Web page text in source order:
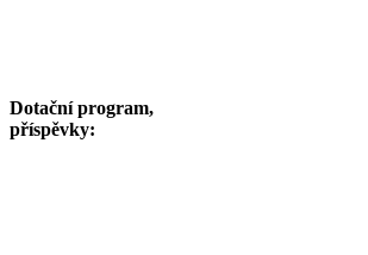
Dotační program,
příspěvky: